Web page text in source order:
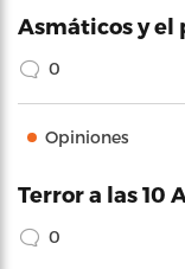
Asmáticos y el
0
Opiniones
Terror a las 10
0